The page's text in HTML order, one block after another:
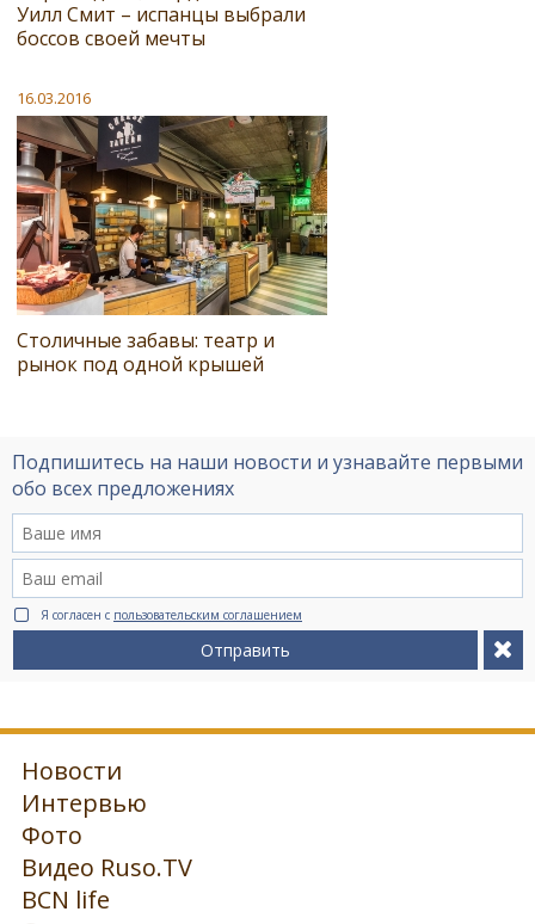
Уилл Смит – испанцы выбрали
боссов своей мечты
16.03.2016
Столичные забавы: театр и
рынок под одной крышей
Подпишитесь на наши новости и узнавайте первыми
обо всех предложениях
Я согласен с пользовательским соглашением
Отправить
Новости
Интервью
Фото
Видео Ruso.TV
BCN life